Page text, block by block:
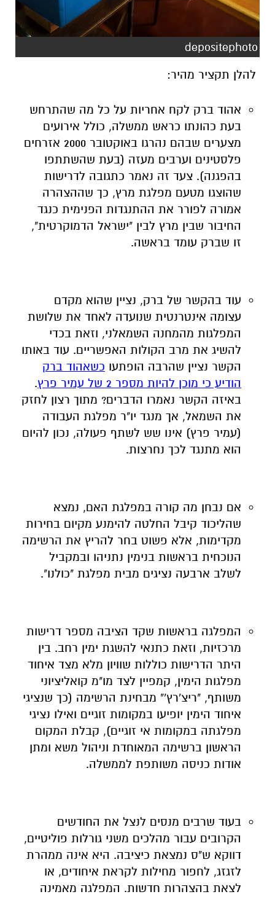
depositephoto
להלן תקציר מהיר:
אהוד ברק לקח אחריות על כל מה שהתרחש
בעת כהונתו כראש ממשלה, כולל אירועים
מצערים שבהם נהרגו באוקטובר 2000 אזרחים
פלסטינים וערבים מעזה (בעת שהשתתפו
בהפגנה). צעד זה נאמר כתגובה לדרישות
שהוצגו מטעם מפלגת מרץ, כך שההצהרה
אמורה לפורר את ההתנגדות הפנימית כנגד
החיבור שבין מרץ לבין "ישראל הדמוקרטית",
זו שברק עומד בראשה.
עוד בהקשר של ברק, נציין שהוא מקדם
עצומה אינטרנטית שנועדה לאחד את שלושת
המפלגות מהמחנה השמאלני, וזאת בכדי
להשיג את מרב הקולות האפשריים. עוד באותו
הקשר נציין שהרבה הופתעו כשאהוד ברק
הודיע כי מוכן להיות מספר 2 של עמיר פרץ
.
באיזה הקשר נאמרו הדברים? מתוך רצון לחזק
את השמאל, אך מנגד יו"ר מפלגת העבודה
(עמיר פרץ) אינו שש לשתף פעולה, נכון להיום
הוא מתנגד לכך נחרצות.
אם נבחן מה קורה במפלגת האם, נמצא
שהליכוד קיבל החלטה להימנע מקיום בחירות
מקדימות, אלא פשוט בחר להריץ את הרשימה
הנוכחית בראשות בנימין נתניהו ובמקביל
לשלב ארבעה נציגים מבית מפלגת "כולנו".
המפלגה בראשות שקד הציבה מספר דרישות
מרכזיות, וזאת כתנאי להשגת ימין רחב. בין
היתר הדרישות כוללות שוויון מלא מצד איחוד
מפלגות הימין, קמפיין לצד מו"מ קואליציוני
משותף, "ריצ'רץ'" מבחינת הרשימה (כך שנציגי
איחוד הימין יופיעו במקומות זוגיים ואילו נציגי
מפלגתה במקומות אי זוגיים), קבלת המקום
הראשון ברשימה המאוחדת וניהול משא ומתן
אודות כניסה משותפת לממשלה.
בעוד שרבים מנסים לנצל את החודשים
הקרובים עבור מהלכים משני גורלות פוליטיים,
דווקא ש"ס נמצאת כיציבה. היא אינה ממהרת
לזגזג, לחפור מחילות לקראת איחודים, או
לצאת בהצהרות חדשות. המפלגה מאמינה